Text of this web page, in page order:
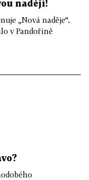
nadějí!
„Nová naděje“.
v Pandořině